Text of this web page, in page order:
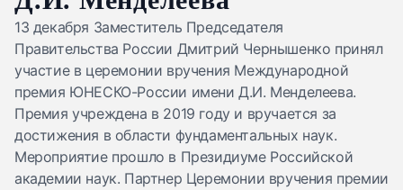
13 декабря Заместитель Председателя
Правительства России Дмитрий Чернышенко принял
участие в церемонии вручения Международной
премия ЮНЕСКО-России имени Д.И. Менделеева.
Премия учреждена в 2019 году и вручается за
достижения в области фундаментальных наук.
Мероприятие прошло в Президиуме Российской
академии наук. Партнер Церемонии вручения премии